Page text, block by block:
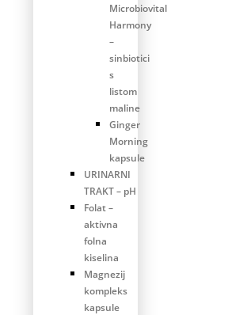
Microbiovital
Harmony
–
sinbiotici
s
listom
maline
Ginger
Morning
kapsule
URINARNI
TRAKT – pH
Folat –
aktivna
folna
kiselina
Magnezij
kompleks
kapsule